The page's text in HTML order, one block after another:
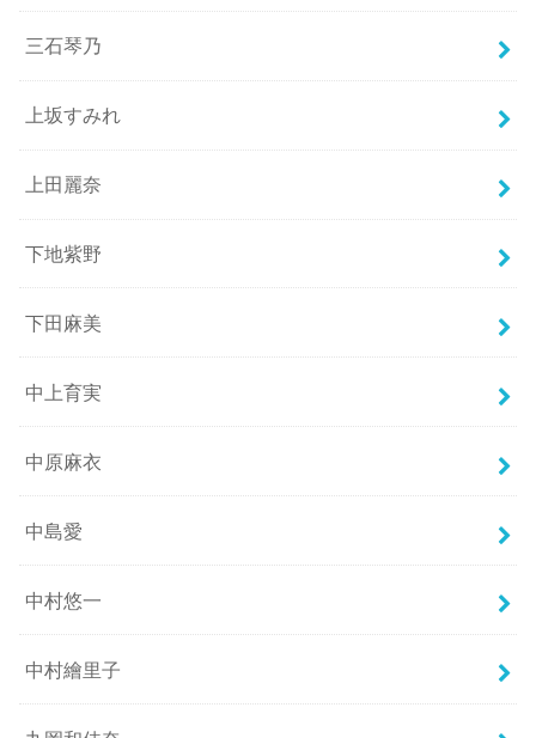
三石琴乃
上坂すみれ
上田麗奈
下地紫野
下田麻美
中上育実
中原麻衣
中島愛
中村悠一
中村繪里子